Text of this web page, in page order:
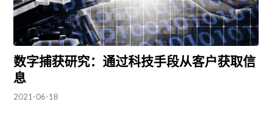
数字捕获研究：通过科技手段从客户获取信
息
2021-06-18